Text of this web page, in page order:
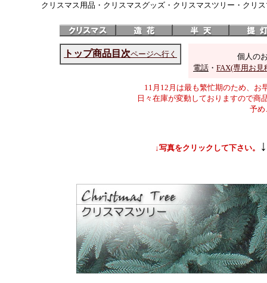
クリスマス用品・クリスマスグッズ・クリスマスツリー・クリ
トップ商品目次ページへ行く
個人の
電話 ・ FAX(専用お見
11月12月は最も繁忙期のため、お
日々在庫が変動しておりますので商
予め
↓写真をクリックして下さい。